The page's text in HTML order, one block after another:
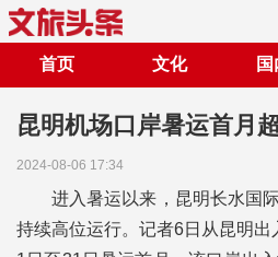
首页 文化
昆明机场口岸暑运首月
2024-08-06 17:34
进入暑运以来，昆明长水国
持续高位运行。记者6日从昆明出